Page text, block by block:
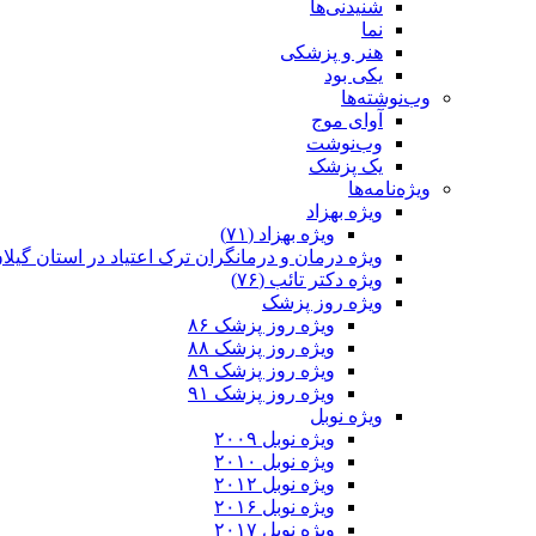
شنیدنی‌ها
نما
هنر و پزشکی
یکی بود
وب‌نوشته‌ها
آوای موج
وب‌نوشت
یک پزشک
ویژه‌نامه‌ها
ویژه‌ بهزاد
ویژه‌ بهزاد (۷۱)
ویژه‌ درمان و درمانگران ترک اعتیاد در استان
ویژه‌ دکتر تائب (۷۶)
ویژه‌ روز پزشک
ویژه روز پزشک ۸۶
ویژه‌ روز پزشک ۸۸
ویژه‌ روز پزشک ۸۹
ویژه‌ روز پزشک ۹۱
ویژه‌ نوبل
ویژه‌ نوبل ۲۰۰۹
ویژه‌ نوبل ۲۰۱۰
ویژه‌ نوبل ۲۰۱۲
ویژه نوبل ۲۰۱۶
ویژه نوبل ۲۰۱۷